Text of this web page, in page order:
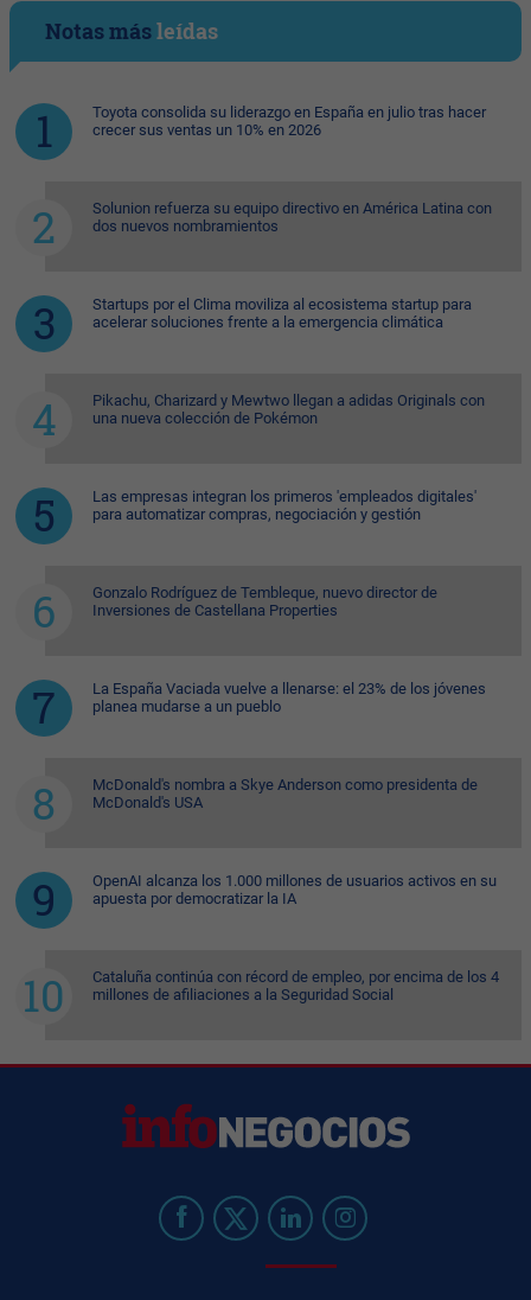
Notas másleídas
Toyota consolida su liderazgo en España en julio tras hacer
crecer sus ventas un 10% en 2026
Solunion refuerza su equipo directivo en América Latina con
dos nuevos nombramientos
Startups por el Clima moviliza al ecosistema startup para
acelerar soluciones frente a la emergencia climática
Pikachu, Charizard y Mewtwo llegan a adidas Originals con
una nueva colección de Pokémon
Las empresas integran los primeros 'empleados digitales'
para automatizar compras, negociación y gestión
Gonzalo Rodríguez de Tembleque, nuevo director de
Inversiones de Castellana Properties
La España Vaciada vuelve a llenarse: el 23% de los jóvenes
planea mudarse a un pueblo
McDonald's nombra a Skye Anderson como presidenta de
McDonald's USA
OpenAI alcanza los 1.000 millones de usuarios activos en su
apuesta por democratizar la IA
Cataluña continúa con récord de empleo, por encima de los 4
millones de afiliaciones a la Seguridad Social